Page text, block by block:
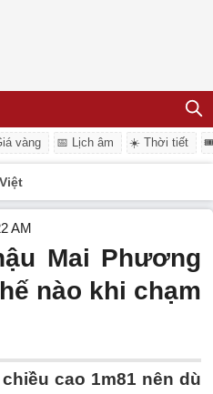
vàng 📅 Lịch âm ☀️ Thời tiết
AM
Mai Phương
nào khi chạm
cao 1m81 nên dù